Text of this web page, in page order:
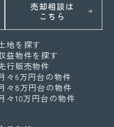
売却相談は
こちら
地を探す
益物件を探す
行販売物件
々6万円台の物件
々8万円台の物件
々10万円台の物件